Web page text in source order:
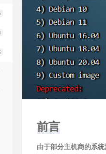
前言
由于部分主机商的系